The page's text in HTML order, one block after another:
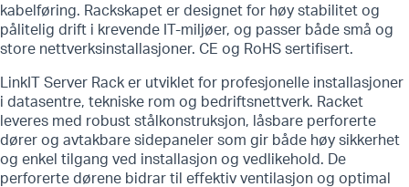
kabelføring. Rackskapet er designet for høy stabilitet og
pålitelig drift i krevende IT-miljøer, og passer både små og
store nettverksinstallasjoner. CE og RoHS sertifisert.
LinkIT Server Rack er utviklet for profesjonelle installasjoner
i datasentre, tekniske rom og bedriftsnettverk. Racket
leveres med robust stålkonstruksjon, låsbare perforerte
dører og avtakbare sidepaneler som gir både høy sikkerhet
og enkel tilgang ved installasjon og vedlikehold. De
perforerte dørene bidrar til effektiv ventilasjon og optimal